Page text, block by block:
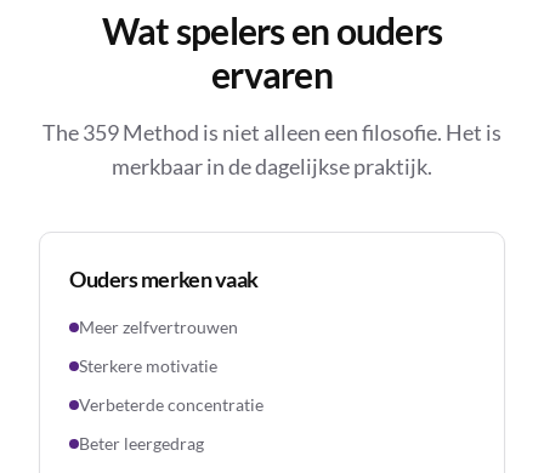
Wat spelers en ouders
ervaren
The 359 Method is niet alleen een filosofie. Het is
merkbaar in de dagelijkse praktijk.
Ouders merken vaak
Meer zelfvertrouwen
Sterkere motivatie
Verbeterde concentratie
Beter leergedrag